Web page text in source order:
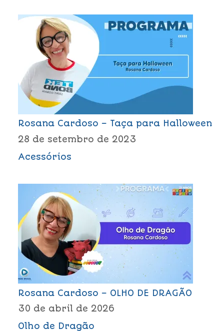
Rosana Cardoso – Taça para Halloween
28 de setembro de 2023
Acessórios
Rosana Cardoso – OLHO DE DRAGÃO
30 de abril de 2026
Olho de Dragão